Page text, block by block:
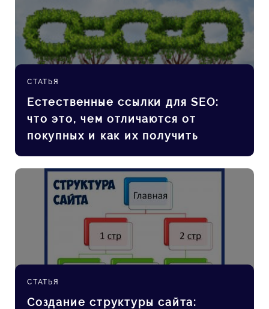
СТАТЬЯ
Естественные ссылки для SEO:
что это, чем отличаются от
покупных и как их получить
СТАТЬЯ
Создание структуры сайта: